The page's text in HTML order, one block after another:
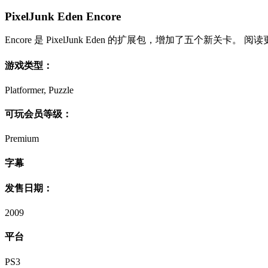
PixelJunk Eden Encore
Encore 是 PixelJunk Eden 的扩展包，增加了五个新关卡。 阅读
游戏类型：
Platformer, Puzzle
可玩会员等级：
Premium
字幕
发售日期：
2009
平台
PS3